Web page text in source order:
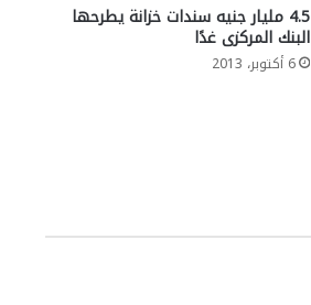
4.5 مليار جنيه سندات خزانة يطرحها
البنك المركزى غدًا
6 أكتوبر، 2013